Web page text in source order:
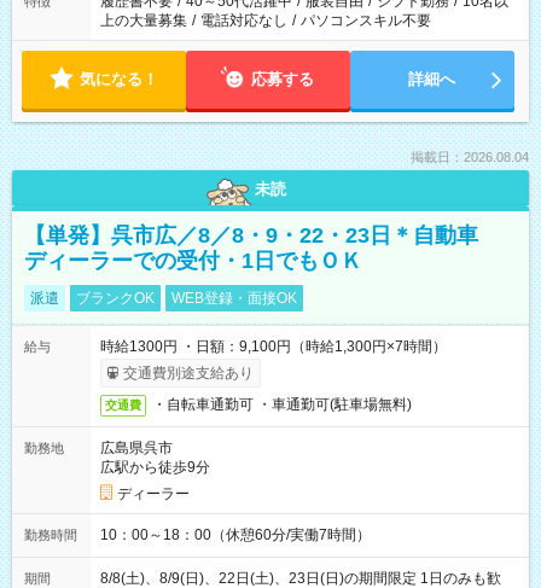
上の大量募集 / 電話対応なし / パソコンスキル不要
気になる！ 応募する 詳細へ
掲載日：2026.08.04
未読
【単発】呉市広／8／8・9・22・23日＊自動車
ディーラーでの受付・1日でもＯＫ
派遣 ブランクOK WEB登録・面接OK
給与
時給1300円 ・日額：9,100円（時給1,300円×7時間）
交通費別途支給あり
交通費 ・自転車通勤可 ・車通勤可(駐車場無料)
勤務地
広島県呉市
広駅から徒歩9分
ディーラー
勤務時間 10：00～18：00（休憩60分/実働7時間）
期間
8/8(土)、8/9(日)、22日(土)、23日(日)の期間限定 1日のみも歓